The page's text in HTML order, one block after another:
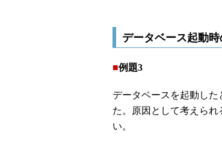
データベース起動
■例題3
データベースを起動し
た。原因として考えら
い。